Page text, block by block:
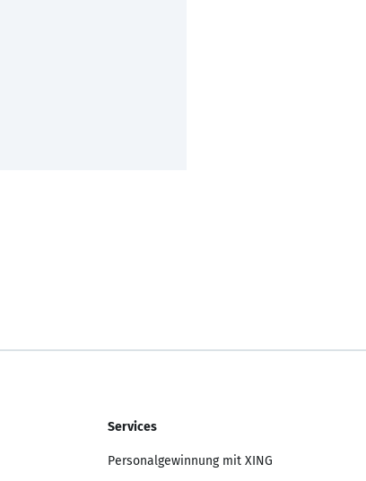
Services
Personalgewinnung mit XING